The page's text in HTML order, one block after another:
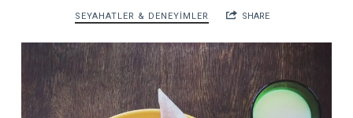
SEYAHATLER & DENEYİMLER SHARE